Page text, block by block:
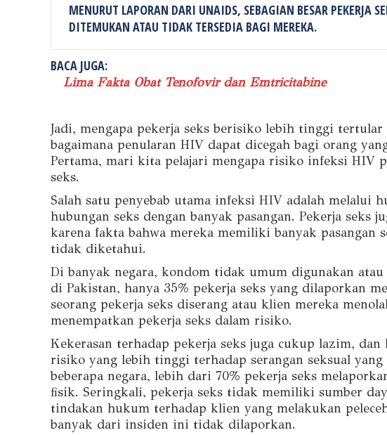
MENURUT LAPORAN DARI UNAIDS, SEBAGIAN BESAR PEKERJA
DITEMUKAN ATAU TIDAK TERSEDIA BAGI MEREKA.
BACA JUGA:
Lima Fakta Obat Tenofovir dan Emtricitabine
Jadi, mengapa pekerja seks berisiko lebih tinggi
bagaimana penularan HIV dapat dicegah bagi orang
Pertama, mari kita pelajari mengapa risiko infeksi HIV
seks.
Salah satu penyebab utama infeksi HIV adalah melalui
hubungan seks dengan banyak pasangan. Pekerja
karena fakta bahwa mereka memiliki banyak pasangan
tidak diketahui.
Di banyak negara, kondom tidak umum digunakan
di Pakistan, hanya 35% pekerja seks yang dilaporkan
seorang pekerja seks diserang atau klien mereka
menempatkan pekerja seks dalam risiko.
Kekerasan terhadap pekerja seks juga cukup lazim,
risiko yang lebih tinggi terhadap serangan seksual
beberapa negara, lebih dari 70% pekerja seks
fisik. Seringkali, pekerja seks tidak memiliki sumber
tindakan hukum terhadap klien yang melakukan
banyak dari insiden ini tidak dilaporkan.